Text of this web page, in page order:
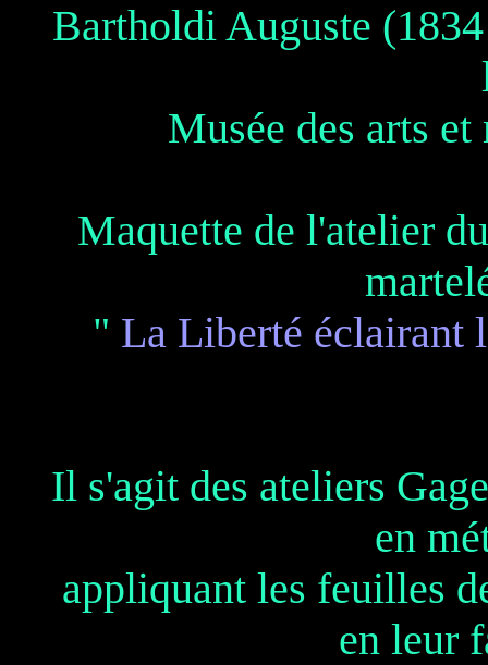
Bartholdi Auguste
Musée des arts
Maquette de l'atelier
" La Liberté éclairant
Il s'agit des ateliers
en
appliquant les feuilles
en leur